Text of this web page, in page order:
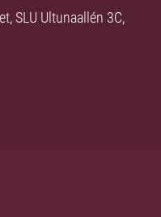
SLU Ultunaallén 3C,